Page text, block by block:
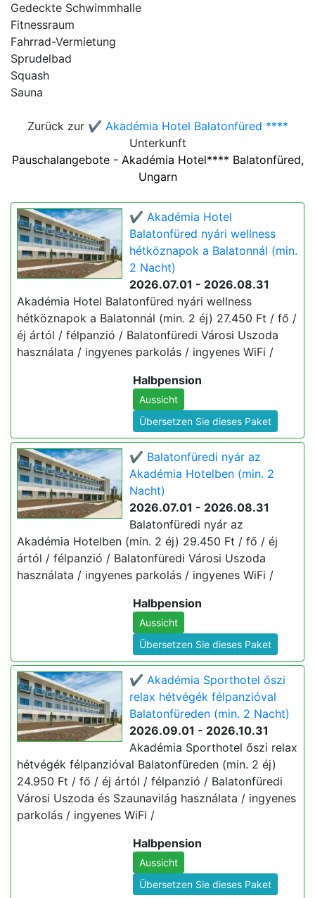
Gedeckte Schwimmhalle
Fitnessraum
Fahrrad-Vermietung
Sprudelbad
Squash
Sauna
Zurück zur ✔️ Akadémia Hotel Balatonfüred ****
Unterkunft
Pauschalangebote - Akadémia Hotel**** Balatonfüred,
Ungarn
✔️ Akadémia Hotel
Balatonfüred nyári wellness
hétköznapok a Balatonnál (min.
2 Nacht)
2026.07.01 - 2026.08.31
Akadémia Hotel Balatonfüred nyári wellness
hétköznapok a Balatonnál (min. 2 éj) 27.450 Ft / fő /
éj ártól / félpanzió / Balatonfüredi Városi Uszoda
használata / ingyenes parkolás / ingyenes WiFi /
Halbpension
Aussicht
Übersetzen Sie dieses Paket
✔️ Balatonfüredi nyár az
Akadémia Hotelben (min. 2
Nacht)
2026.07.01 - 2026.08.31
Balatonfüredi nyár az
Akadémia Hotelben (min. 2 éj) 29.450 Ft / fő / éj
ártól / félpanzió / Balatonfüredi Városi Uszoda
használata / ingyenes parkolás / ingyenes WiFi /
Halbpension
Aussicht
Übersetzen Sie dieses Paket
✔️ Akadémia Sporthotel őszi
relax hétvégék félpanzióval
Balatonfüreden (min. 2 Nacht)
2026.09.01 - 2026.10.31
Akadémia Sporthotel őszi relax
hétvégék félpanzióval Balatonfüreden (min. 2 éj)
24.950 Ft / fő / éj ártól / félpanzió / Balatonfüredi
Városi Uszoda és Szaunavilág használata / ingyenes
parkolás / ingyenes WiFi /
Halbpension
Aussicht
Übersetzen Sie dieses Paket